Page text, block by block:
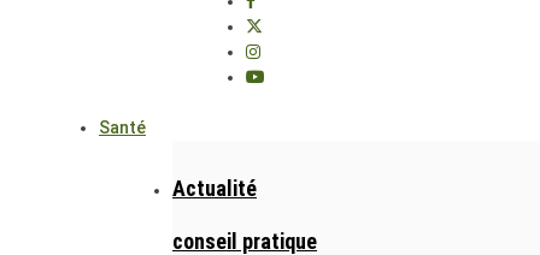
Santé
Actualité
conseil pratique